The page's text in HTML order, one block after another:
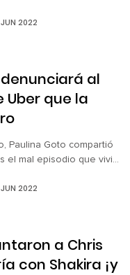
los bloqueos
de vez en […]
JUN 2022
al
que la
Paulina Goto compartió
el mal episodio que vivió
ella bajó la ventanilla
JUN 2022
a Chris
con Shakira ¡y